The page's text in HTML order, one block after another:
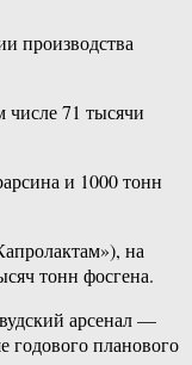
производства
числе 71 тысячи
и 1000 тонн
на
тонн фосгена.
арсенал —
годового планового